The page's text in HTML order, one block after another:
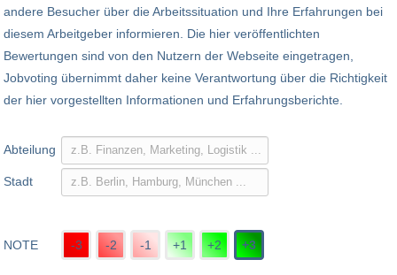
andere Besucher über die Arbeitssituation und Ihre Erfahrungen bei
diesem Arbeitgeber informieren. Die hier veröffentlichten
Bewertungen sind von den Nutzern der Webseite eingetragen,
Jobvoting übernimmt daher keine Verantwortung über die Richtigkeit
der hier vorgestellten Informationen und Erfahrungsberichte.
Abteilung
Stadt
NOTE -3 -2 -1 +1 +2 +3